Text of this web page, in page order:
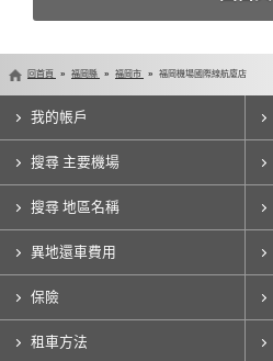
回首頁 福岡縣 福岡市 福岡機場國際線航廈店
我的帳戶
搜尋 主要機場
搜尋 地區名稱
異地還車費用
保險
租車方法